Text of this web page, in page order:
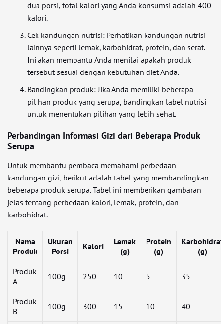
dua porsi, total kalori yang Anda konsumsi adalah 400
kalori.
Cek kandungan nutrisi: Perhatikan kandungan nutrisi
lainnya seperti lemak, karbohidrat, protein, dan serat.
Ini akan membantu Anda menilai apakah produk
tersebut sesuai dengan kebutuhan diet Anda.
Bandingkan produk: Jika Anda memiliki beberapa
pilihan produk yang serupa, bandingkan label nutrisi
untuk menentukan pilihan yang lebih sehat.
Perbandingan Informasi Gizi dari Beberapa Produk
Serupa
Untuk membantu pembaca memahami perbedaan
kandungan gizi, berikut adalah tabel yang membandingkan
beberapa produk serupa. Tabel ini memberikan gambaran
jelas tentang perbedaan kalori, lemak, protein, dan
karbohidrat.
Nama
Produk
Ukuran
Porsi
Kalori
Lemak
(g)
Protein
(g)
(g)
Produk
A
100g 250 10 5 35
Produk
B
100g 300 15 10 40